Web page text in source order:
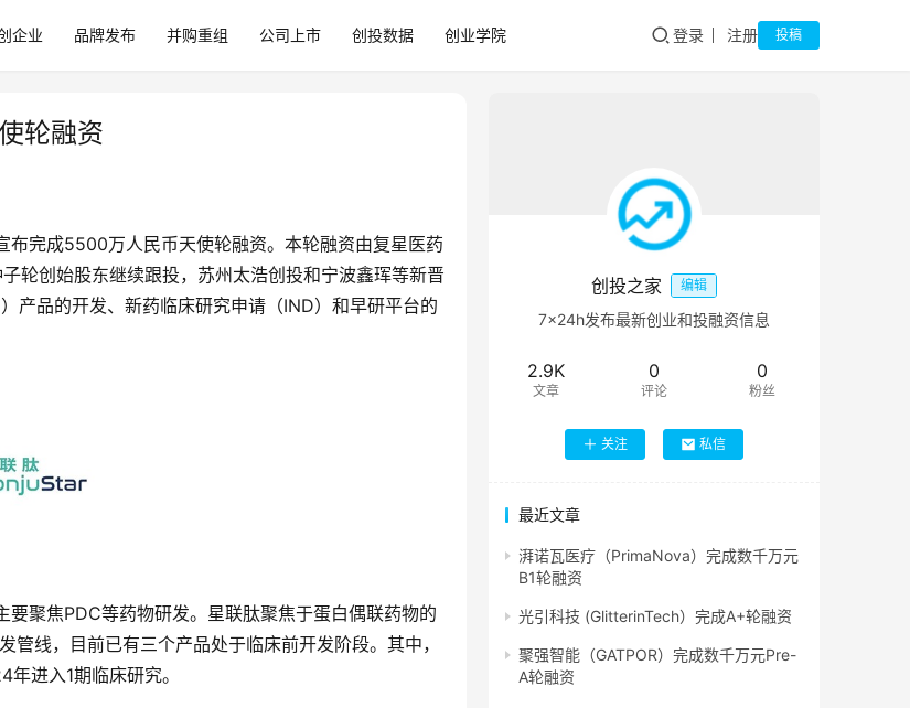
企业 品牌发布 并购重组 公司上市 创投数据 创业学院 登录 注册 投稿
轮融资
布完成5500万人民币天使轮融资。本轮融资由复星医药
轮创始股东继续跟投，苏州太浩创投和宁波鑫珲等新晋
产品的开发、新药临床研究申请（IND）和早研平台的
聚焦PDC等药物研发。星联肽聚焦于蛋白偶联药物的
线，目前已有三个产品处于临床前开发阶段。其中，
进入1期临床研究。
创投之家 编辑
7×24h发布最新创业和投融资信息
2.9K
文章
0
评论
0
粉丝
关注 私信
最近文章
湃诺瓦医疗（PrimaNova）完成数千万元
B1轮融资
光引科技 (GlitterinTech）完成A+轮融资
聚强智能（GATPOR）完成数千万元Pre-
A轮融资